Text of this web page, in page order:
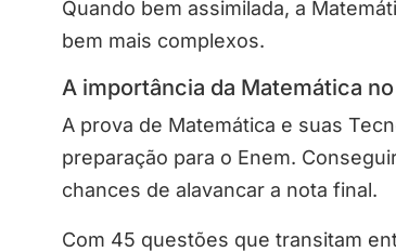
Quando bem assimilada, a
bem mais complexos.
A importância da Matemática
A prova de Matemática e suas
preparação para o Enem.
chances de alavancar a nota final.
Com 45 questões que transitam